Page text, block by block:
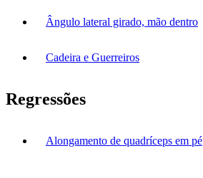
Ângulo lateral girado, mão dentro
Cadeira e Guerreiros
Regressões
Alongamento de quadríceps em pé